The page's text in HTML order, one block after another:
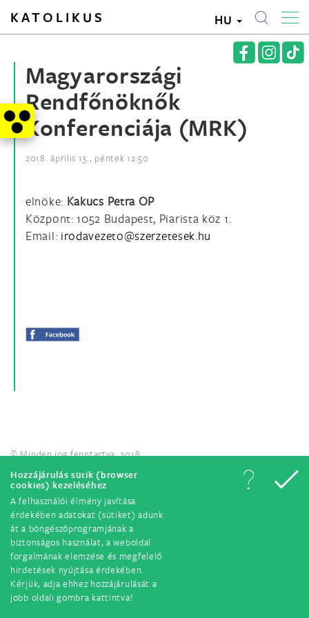
Hozzájárulás sütik (browser
cookies) kezeléséhez
A felhasználói élmény javítása
érdekében adatokat (sütiket) adunk
át a böngészőprogramjának a
biztonságos használat, a weboldal
forgalmának elemzése és megfelelő
hirdetések nyújtása érdekében.
Kérjük, adja ehhez hozzájárulását a
jobb oldali gombra kattintva!
KATOLIKUS HU
Magyarországi
Rendfőnöknők
Konferenciája (MRK)
2018. április 13., péntek 12:50
elnöke: Kakucs Petra OP
Központ: 1052 Budapest, Piarista köz 1.
Email:
© Minden jog fenntartva. 2018.